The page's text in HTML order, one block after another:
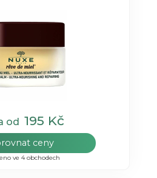
od 195 Kč
ceny
ve 4 obchodech